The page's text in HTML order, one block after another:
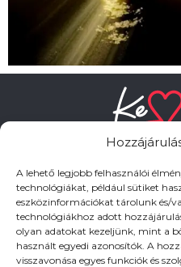
A lehető legjobb felhasználói
technológiákat, például sütiket
eszközinformációkat tárolunk és/
technológiákhoz adott
olyan adatokat kezeljünk, mint a
használt egyedi azonosítók. A
visszavonása egyes funkciók és
HASZNOS LINKEK
Adatkezelési tájékoztató